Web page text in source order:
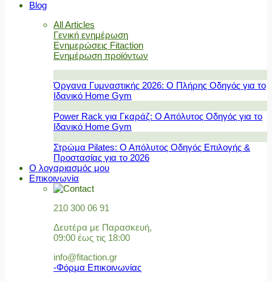
Blog
All Articles
Γενική ενημέρωση
Ενημερώσεις Fitaction
Ενημέρωση προϊόντων
Όργανα Γυμναστικής 2026: Ο Πλήρης Οδηγός για το
Ιδανικό Home Gym
Power Rack για Γκαράζ: Ο Απόλυτος Οδηγός για το
Ιδανικό Home Gym
Στρώμα Pilates: Ο Απόλυτος Οδηγός Επιλογής &
Προστασίας για το 2026
Ο λογαριασμός μου
Επικοινωνία
210 300 06 91
Δευτέρα με Παρασκευή,
09:00 έως τις 18:00
info@fitaction.gr
-Φόρμα Επικοινωνίας